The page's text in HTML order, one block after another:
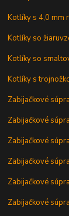
Kotlíky s 4,0 mm
Kotlíky so
Kotlíky so
Kotlíky s
Zabijačkové
Zabijačkové
Zabijačkové
Zabijačkové
Zabijačkové
Zabijačkové